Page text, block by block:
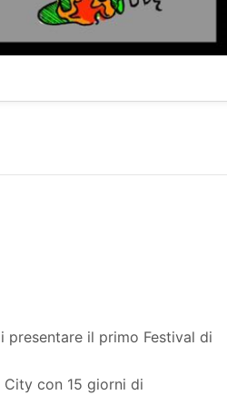
presentare il primo Festival di
con 15 giorni di